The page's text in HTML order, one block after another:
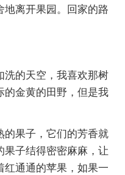
地离开果园。回家的路
洗的天空，我喜欢那树
的金黄的田野，但是我
的果子，它们的芳香就
果子结得密密麻麻，让
红通通的苹果，如果一